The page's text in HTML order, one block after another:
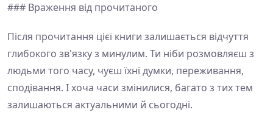
### Враження від прочитаного
Після прочитання цієї книги залишається відчуття
глибокого зв'язку з минулим. Ти ніби розмовляєш з
людьми того часу, чуєш їхні думки, переживання,
сподівання. І хоча часи змінилися, багато з тих тем
залишаються актуальними й сьогодні.